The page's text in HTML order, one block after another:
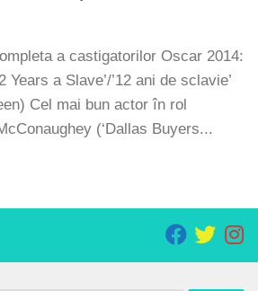
a castigatorilor Oscar 2014:
Years a Slave’/’12 ani de sclavie’
Cel mai bun actor în rol
(‘Dallas Buyers...